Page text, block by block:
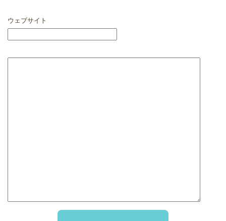
ウェブサイト